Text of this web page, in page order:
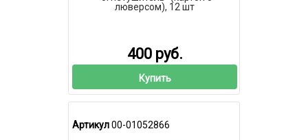
люверсом), 12 шт
400 руб.
Купить
Артикул00-01052866